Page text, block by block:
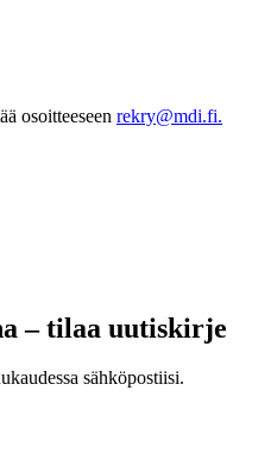
osoitteeseen rekry@mdi.fi.
– tilaa uutiskirje
sähköpostiisi.